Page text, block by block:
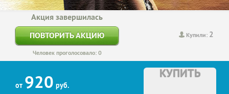
Купили: 2
Акция завершилась
ПОВТОРИТЬ АКЦИЮ
Человек проголосовало: 0
от 920 руб.
КУПИТЬ